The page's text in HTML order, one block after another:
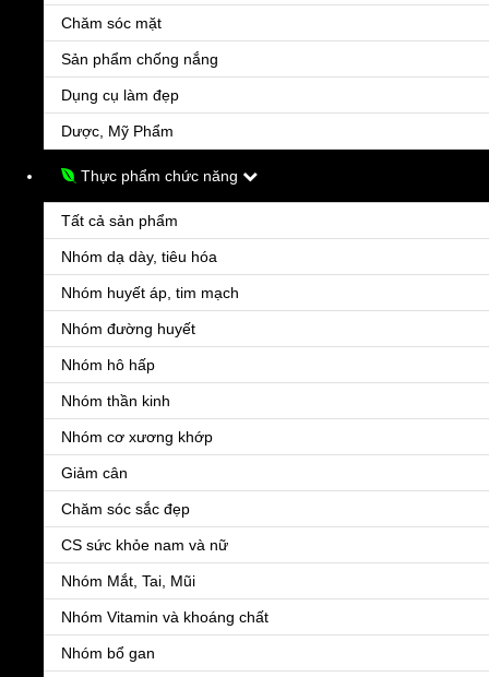
Chăm sóc mặt
Sản phẩm chống nắng
Dụng cụ làm đẹp
Dược, Mỹ Phẩm
Thực phẩm chức năng
Tất cả sản phẩm
Nhóm dạ dày, tiêu hóa
Nhóm huyết áp, tim mạch
Nhóm đường huyết
Nhóm hô hấp
Nhóm thần kinh
Nhóm cơ xương khớp
Giảm cân
Chăm sóc sắc đẹp
CS sức khỏe nam và nữ
Nhóm Mắt, Tai, Mũi
Nhóm Vitamin và khoáng chất
Nhóm bổ gan
Oleo Sinh ra là để thỏa mãn dục vọng của phụ nữ, bao cao su kéo dài thời gian quan hệ
Oleo lampo 4in1 mang đến cảm giác cháy bỏng, sung sướng đỉnh cao cho chị em, hỗ trợ
trực tiếp cho mục tiêu lên đỉn
Bcs Durex Pleasuremax
130.000đ
Bao cao su có gân và chấm nổi Durex Pleasuremax được thiết kế đặc biệt, hướng đến
cảm nhận của nàng. Vị trí của những đường gân và chấm nổi gần miệng bao được tính